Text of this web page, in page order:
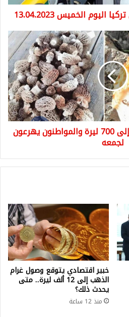
الخميس 13.04.2023
سعر الكيلو الواحد يصل إلى 700 ليرة والمواطنون يهرعون
لجمعه
خبير اقتصادي يتوقع وصول غرام
الذهب إلى 12 ألف ليرة.. متى
يحدث ذلك؟
منذ 12 ساعة